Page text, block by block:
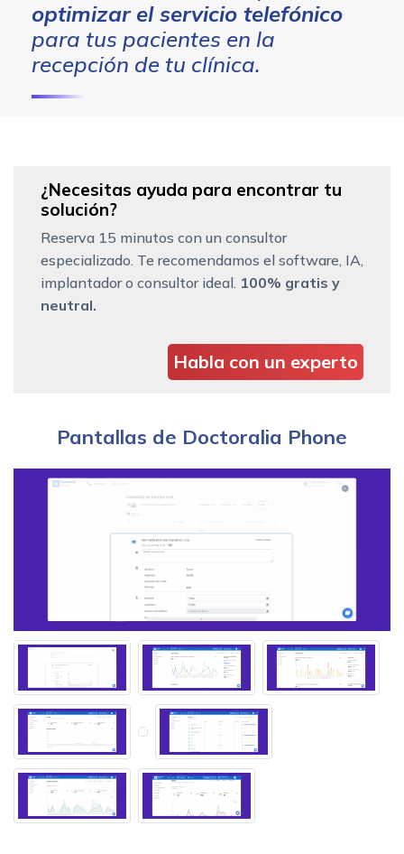
optimizar el servicio telefónico
para tus pacientes en la
recepción de tu clínica.
¿Necesitas ayuda para encontrar tu
solución?
Reserva 15 minutos con un consultor
especializado. Te recomendamos el software, IA,
implantador o consultor ideal. 100% gratis y
neutral.
Habla con un experto
Pantallas de Doctoralia Phone